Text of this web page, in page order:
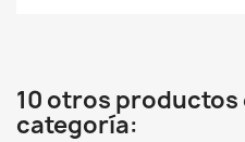
10 otros productos
categoría: